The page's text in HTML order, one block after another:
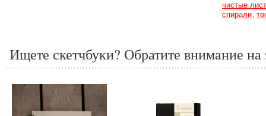
чистые
спирали
Ищете скетчбуки? Обратите внимание на